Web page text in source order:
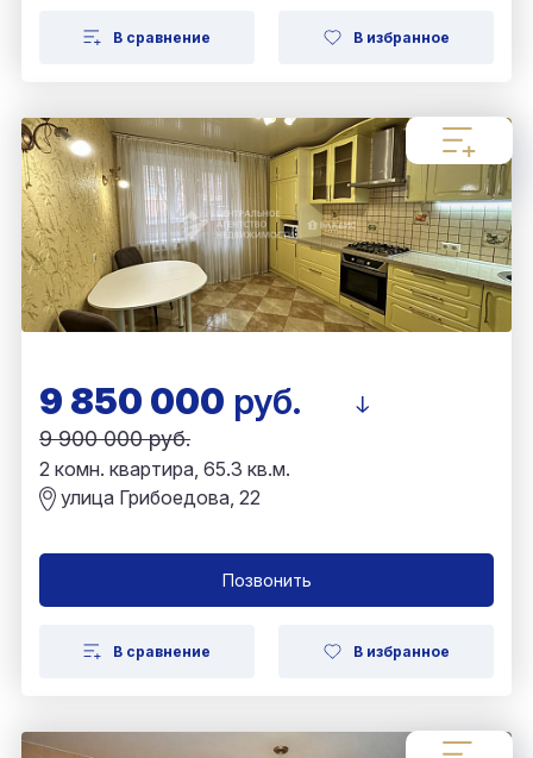
В сравнение В избранное
9 850 000 руб.
9 900 000 руб.
2 комн. квартира, 65.3 кв.м.
улица Грибоедова, 22
Позвонить
В сравнение В избранное